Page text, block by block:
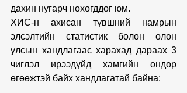
дахин нугарч нөхөгддөг юм.
ХИС-н ахисан түвшний намрын
элсэлтийн статистик болон олон
улсын хандлагаас харахад дараах 3
чиглэл ирээдүйд хамгийн өндөр
өгөөжтэй байх хандлагатай байна: